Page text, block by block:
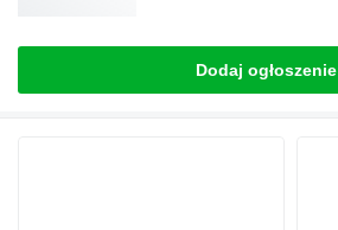
Dodaj ogłoszenie